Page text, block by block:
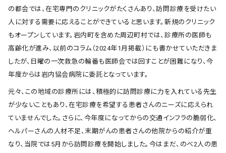
の都会では、在宅専門のクリニックがたくさんあり、訪問診療を受けたい
人に対する需要に応えることができていると思います。新規のクリニック
もオープンしています。岩内町を含めた周辺町村では、診療所の医師も
高齢化が進み、以前のコラム（2024年1月掲載）にも書かせていただきま
したが、日曜の一次救急の輪番も医師会では回すことが困難になり、今
年度からは岩内協会病院に委託となっています。
元々、この地域の診療所には、積極的に訪問診療に力を入れている先生
が少ないこともあり、在宅診療を希望する患者さんのニーズに応えられ
ていませんでした。さらに、今年度になってからの交通インフラの脆弱化、
ヘルパーさんの人材不足、末期がんの患者さんの他院からの紹介が重
なり、当院では5月から訪問診療を開始しました。今はまだ、のべ2人の患